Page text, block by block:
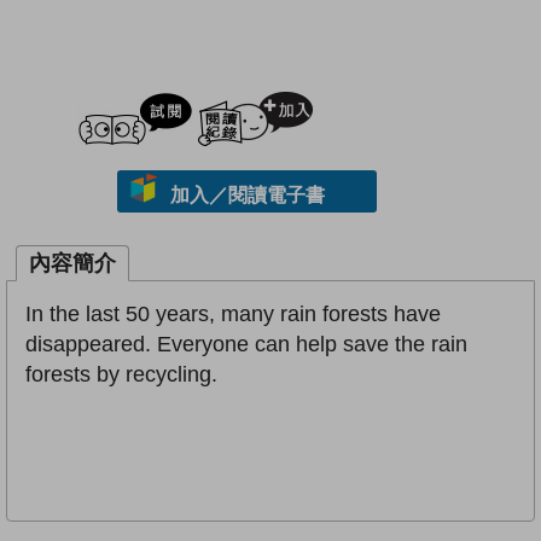
試閲
加入／閱讀電子書
內容簡介
In the last 50 years, many rain forests have
disappeared. Everyone can help save the rain
forests by recycling.